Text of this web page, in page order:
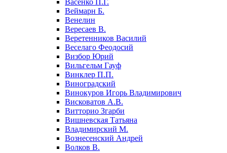
Васенко П.Г.
Веймарн Б.
Венелин
Вересаев В.
Веретенников Василий
Веселаго Феодосий
Визбор Юрий
Вильгельм Гауф
Винклер П.П.
Виноградский
Винокуров Игорь Владимирович
Висковатов А.В.
Витторио Згарби
Вишневская Татьяна
Владимирский М.
Вознесенский Андрей
Волков В.